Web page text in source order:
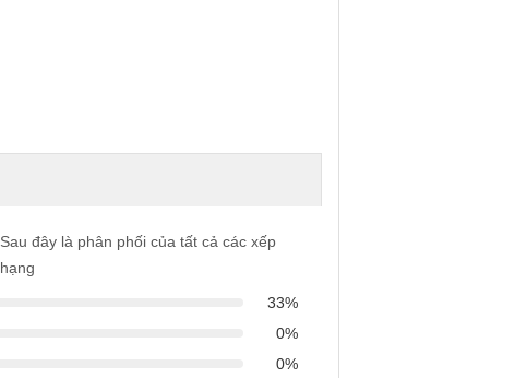
Sau đây là phân phối của tất cả các xếp
hạng
33%
0%
0%